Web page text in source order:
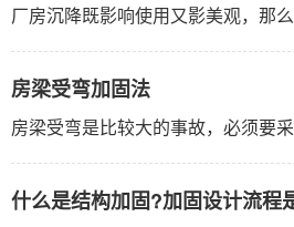
房梁受弯加固法
什么是结构加固?加固设计流程